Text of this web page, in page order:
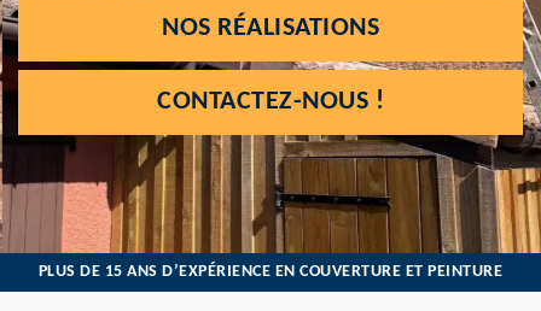
NOS RÉALISATIONS
CONTACTEZ-NOUS !
PLUS DE 15 ANS D’EXPÉRIENCE EN COUVERTURE ET PEINTURE